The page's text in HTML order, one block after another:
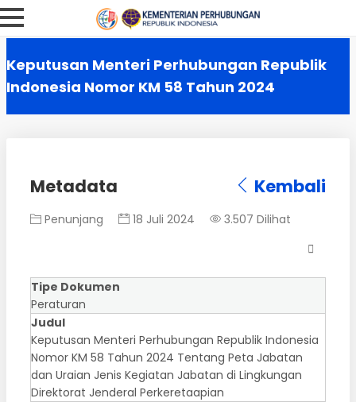
Keputusan Menteri Perhubungan Republik
Indonesia Nomor KM 58 Tahun 2024
Metadata Kembali
Penunjang 18 Juli 2024 3.507 Dilihat
Tipe Dokumen
Peraturan
Judul
Keputusan Menteri Perhubungan Republik Indonesia
Nomor KM 58 Tahun 2024 Tentang Peta Jabatan
dan Uraian Jenis Kegiatan Jabatan di Lingkungan
Direktorat Jenderal Perkeretaapian